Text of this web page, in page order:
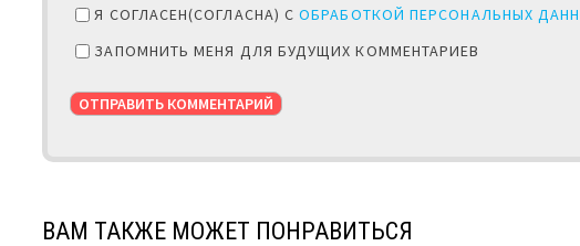
Я СОГЛАСЕН(СОГЛАСНА) СОБРАБОТКОЙ ПЕРСОНАЛЬНЫХ
ЗАПОМНИТЬ МЕНЯ ДЛЯ БУДУЩИХ КОММЕНТАРИЕВ
ВАМ ТАКЖЕ МОЖЕТ ПОНРАВИТЬСЯ